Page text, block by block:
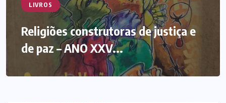
LIVROS
Religiões construtoras de justiça e
de paz – ANO XXV...